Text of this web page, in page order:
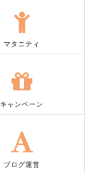
マタニティ
キャンペーン
ブログ運営